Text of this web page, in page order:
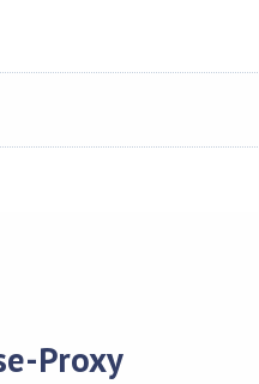
Proxy